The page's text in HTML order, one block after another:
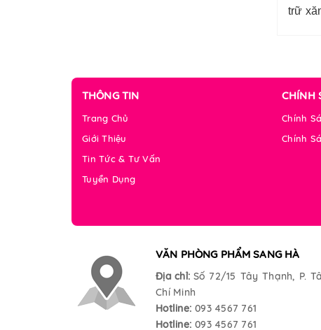
trữ
THÔNG TIN
Trang Chủ
Giới Thiệu
Tin Tức & Tư Vấn
Tuyển Dụng
CHÍNH
Chính
Chính
VĂN PHÒNG PHẨM SANG HÀ
Địa chỉ: Số 72/15 Tây Thạnh, P.
Chí Minh
Hotline: 093 4567 761
Hotline: 093 4567 761